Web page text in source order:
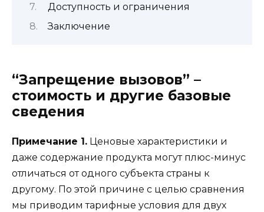
Доступность и ограничения
Заключение
“Запрещение вызовов” –
стоимость и другие базовые
сведения
Примечание 1. Ценовые характеристики и
даже содержание продукта могут плюс-минус
отличаться от одного субъекта страны к
другому. По этой причине с целью сравнения
мы приводим тарифные условия для двух